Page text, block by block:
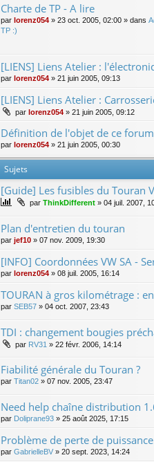
Charte de TP - A lire
par lorenz054 » 23 oct. 2005, 02:00 » dans
TP :)
[LIENS] Liens Atelier :
par lorenz054 » 21 juin 2005, 09:13
[LIENS] Liens Atelier :
par lorenz054 » 21 juin 2005, 09:12
Définition de l'objet de ce forum
par lorenz054 » 21 juin 2005, 00:30
Sujets
[Guide] Les fusibles du Touran
par ThinkDifferent » 04 juil. 2007,
Plan d'entretien du touran
par jef10 » 07 nov. 2009, 19:30
[INFO] Coordonnées VW SA -
par lorenz054 » 08 juil. 2005, 16:14
TOURAN à gros kilométrage :
par SEB57 » 04 oct. 2007, 23:43
TDI : changement bougies
par RV31 » 22 févr. 2006, 14:14
Fiabilité générale du Touran ?
par Titan02 » 07 nov. 2005, 23:47
Need help chaîne distribution
par Doliprane93 » 25 août 2025, 17:15
Problème de perte de
par GabrielleBV » 20 sept. 2023, 14:24